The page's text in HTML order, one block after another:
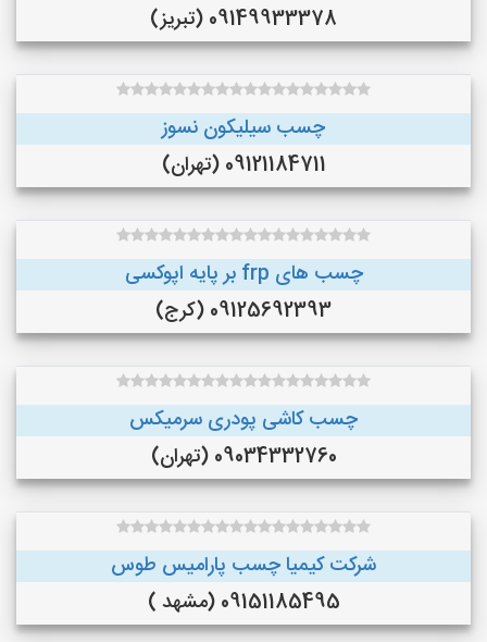
09149933378 (تبریز)
چسب سیلیکون نسوز
09121184711 (تهران)
چسب های frp بر پایه اپوکسی
09125692393 (کرج)
چسب کاشی پودری سرمیکس
09034332760 (تهران)
شرکت کیمیا چسب پارامیس طوس
09151185495 (مشهد )